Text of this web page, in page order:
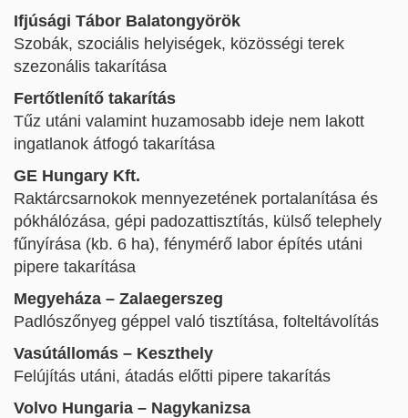
Ifjúsági Tábor Balatongyörök
Szobák, szociális helyiségek, közösségi terek
szezonális takarítása
Fertőtlenítő takarítás
Tűz utáni valamint huzamosabb ideje nem lakott
ingatlanok átfogó takarítása
GE Hungary Kft.
Raktárcsarnokok mennyezetének portalanítása és
pókhálózása, gépi padozattisztítás, külső telephely
fűnyírása (kb. 6 ha), fénymérő labor építés utáni
pipere takarítása
Megyeháza – Zalaegerszeg
Padlószőnyeg géppel való tisztítása, folteltávolítás
Vasútállomás – Keszthely
Felújítás utáni, átadás előtti pipere takarítás
Volvo Hungaria – Nagykanizsa